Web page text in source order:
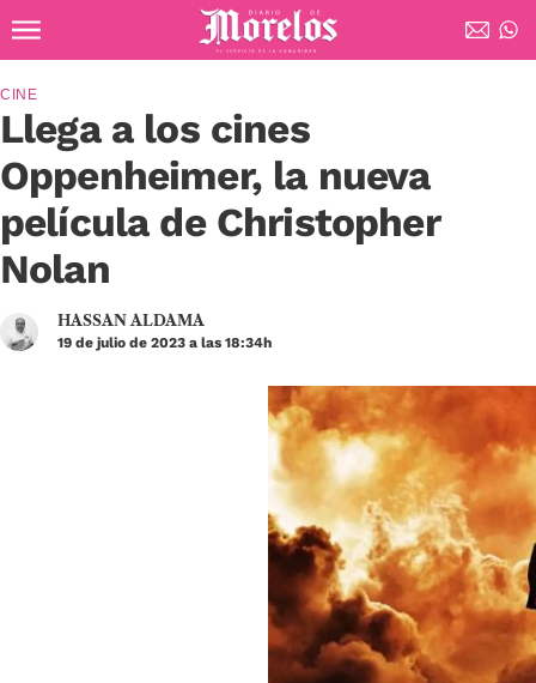
Diario de Morelos
Llega a los cines
Oppenheimer, la nueva
película de Christopher
Nolan
CINE
HASSAN ALDAMA
19 de julio de 2023 a las 18:34h